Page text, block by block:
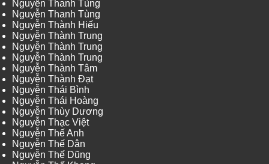
Nguyễn Thanh Tùng
Nguyễn Thanh Tùng
Nguyễn Thành Hiếu
Nguyễn Thành Trung
Nguyễn Thành Trung
Nguyễn Thành Trung
Nguyễn Thành Tâm
Nguyễn Thành Đạt
Nguyễn Thái Bình
Nguyễn Thái Hoàng
Nguyễn Thùy Dương
Nguyễn Thạc Việt
Nguyễn Thế Anh
Nguyễn Thế Dân
Nguyễn Thế Dũng